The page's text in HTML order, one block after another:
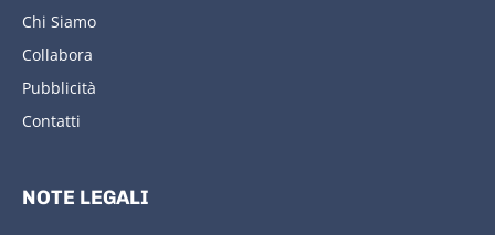
Chi Siamo
Collabora
Pubblicità
Contatti
NOTE LEGALI